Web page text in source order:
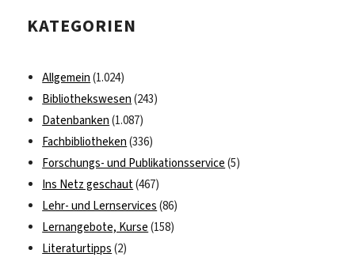
Open
2016
„Open
in
Action“
KATEGORIEN
Allgemein (1.024)
Bibliothekswesen (243)
Datenbanken (1.087)
Fachbibliotheken (336)
Forschungs- und Publikationsservice (5)
Ins Netz geschaut(467)
Lehr- und Lernservices (86)
Lernangebote, Kurse (158)
Literaturtipps (2)